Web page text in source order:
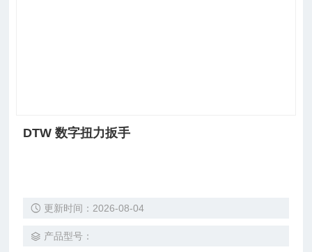
DTW 数字扭力扳手
更新时间：2026-08-04
产品型号：